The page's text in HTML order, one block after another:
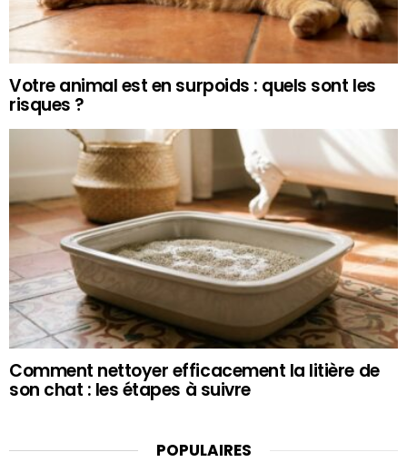
Votre animal est en surpoids : quels sont les
risques ?
Comment nettoyer efficacement la litière de
son chat : les étapes à suivre
POPULAIRES